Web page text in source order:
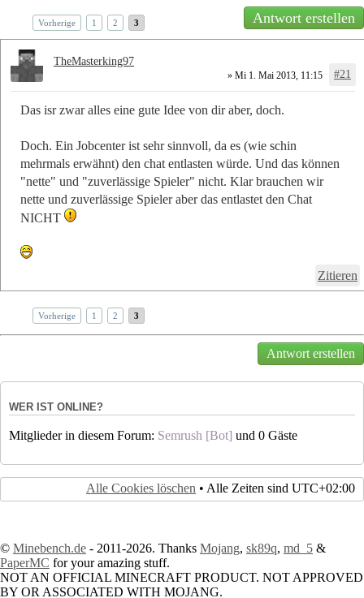
Vorherige 1 2 3 Antwort erstellen
» Mi 1. Mai 2013, 11:15 #21
Das isr zwar alles eine gute Idee von dir aber, doch.
Doch. Ein Jobcenter ist sehr sinnvoll, da es (wie schin
mehrmals erwähnt) den chat entlasten würde. Und das können
"nette" und "zuverlässige Spieler" nicht. Klar brauchen wir
nette und zuverlässige Spieler aber das entlastet den Chat
NICHT
Zitieren
TheMasterking97
Vorherige 1 2 3
Antwort erstellen
WER IST ONLINE?
Mitglieder in diesem Forum: Semrush [Bot] und 0 Gäste
Alle Cookies löschen • Alle Zeiten sind UTC+02:00
© Minebench.de - 2011-2026. Thanks Mojang, sk89q, md_5 &
PaperMC for your amazing stuff.
NOT AN OFFICIAL MINECRAFT PRODUCT. NOT APPROVED
BY OR ASSOCIATED WITH MOJANG.